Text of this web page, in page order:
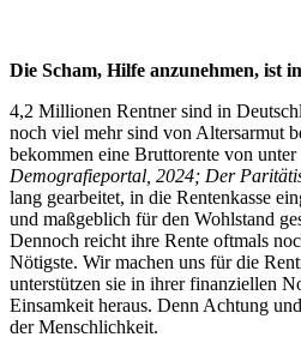
Die Scham, Hilfe anzunehmen, ist
4,2 Millionen Rentner sind in
noch viel mehr sind von Altersarmut
bekommen eine Bruttorente von
Demografieportal, 2024; Der
lang gearbeitet, in die Rentenkasse
und maßgeblich für den Wohlstand
Dennoch reicht ihre Rente oftmals
Nötigste. Wir machen uns für die
unterstützen sie in ihrer finanziellen
Einsamkeit heraus. Denn Achtung
der Menschlichkeit.